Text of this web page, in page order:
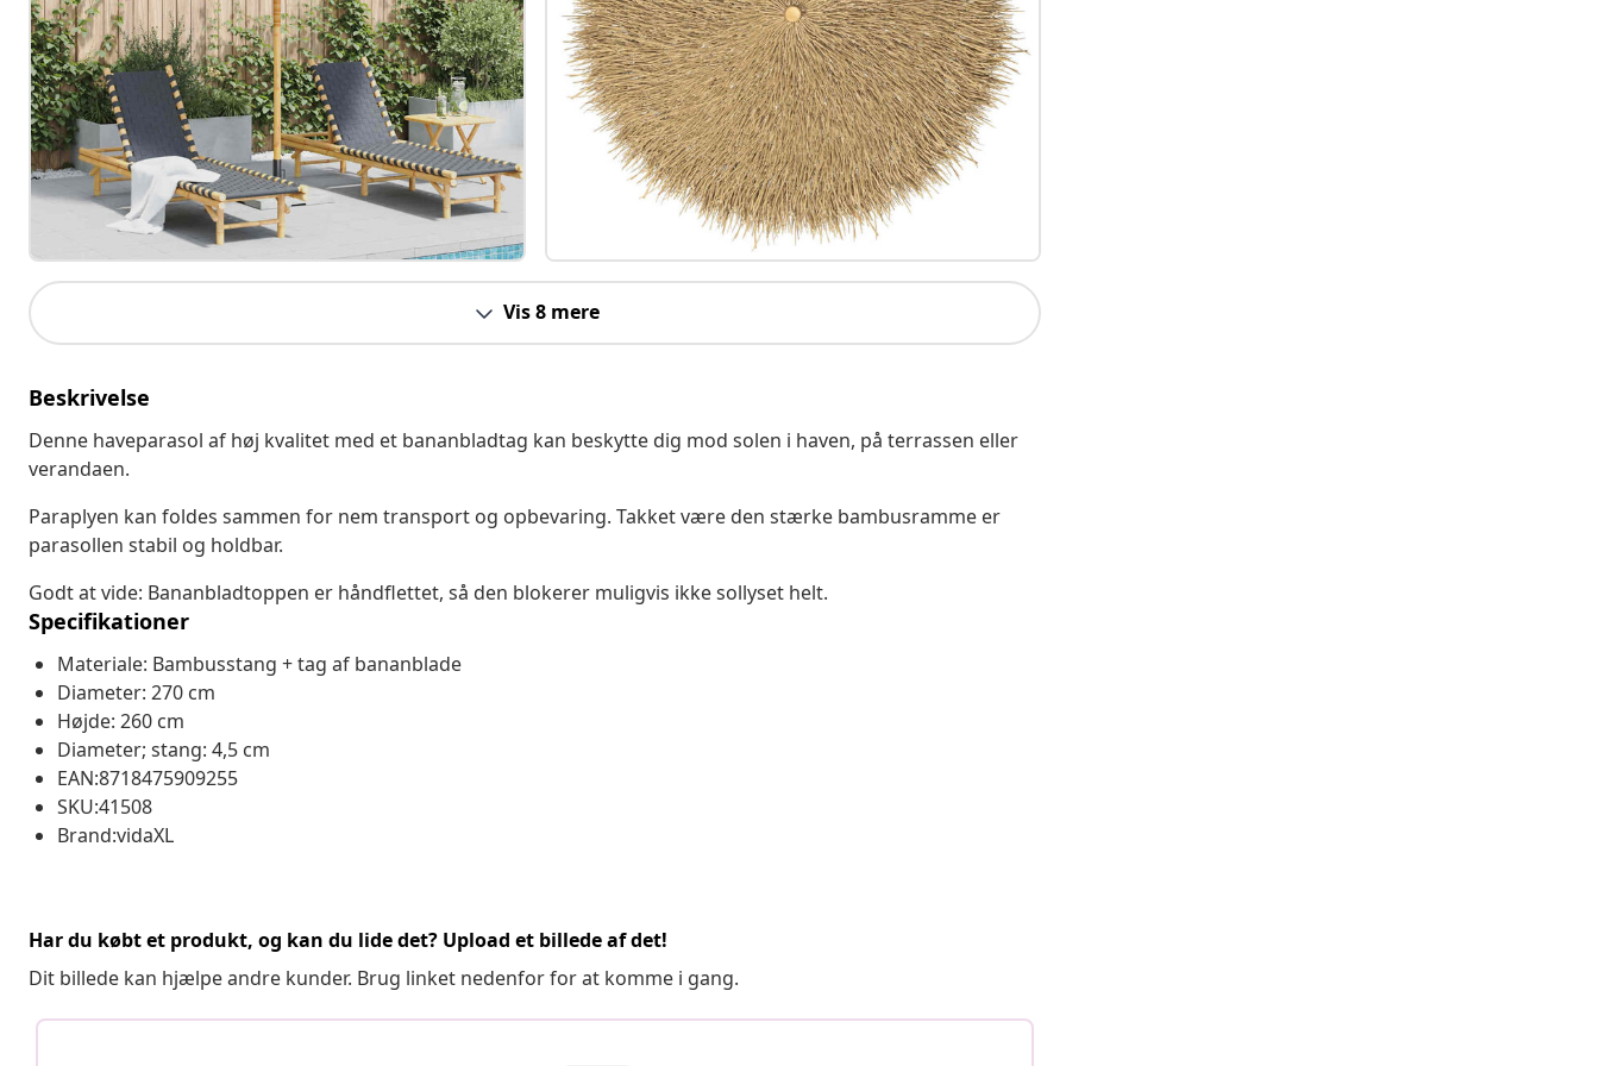
Vis 8 mere
Beskrivelse
Denne haveparasol af høj kvalitet med et bananbladtag kan beskytte dig mod solen i haven, på terrassen eller
verandaen.
Paraplyen kan foldes sammen for nem transport og opbevaring. Takket være den stærke bambusramme er
parasollen stabil og holdbar.
Godt at vide: Bananbladtoppen er håndflettet, så den blokerer muligvis ikke sollyset helt.
Specifikationer
Materiale: Bambusstang + tag af bananblade
Diameter: 270 cm
Højde: 260 cm
Diameter; stang: 4,5 cm
EAN:8718475909255
SKU:41508
Brand:vidaXL
Har du købt et produkt, og kan du lide det? Upload et billede af det!
Dit billede kan hjælpe andre kunder. Brug linket nedenfor for at komme i gang.